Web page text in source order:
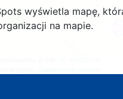
wyświetla mapę,
na mapie.
7